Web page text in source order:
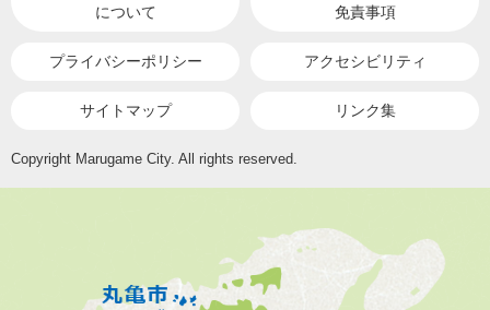
について
免責事項
プライバシーポリシー アクセシビリティ
サイトマップ リンク集
Copyright Marugame City. All rights reserved.